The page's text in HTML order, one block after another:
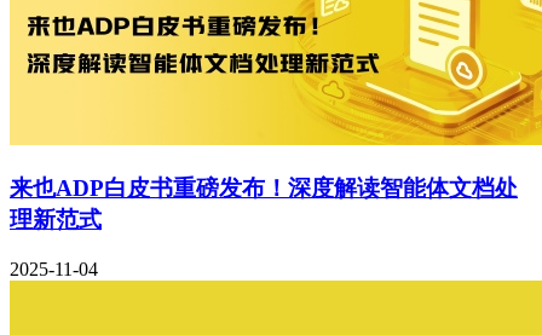
来也ADP白皮书重磅发布！深度解读智能体文档处
理新范式
2025-11-04